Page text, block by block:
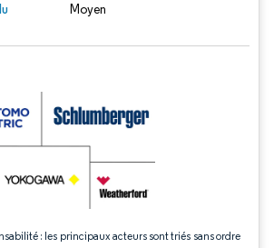
Moyen
: les principaux acteurs sont triés sans ordre
La réutilisation nécessite une attribution sous CC